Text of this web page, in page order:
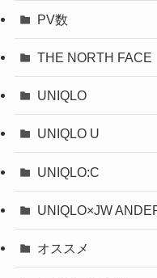
PV数
THE NORTH FACE
UNIQLO
UNIQLO U
UNIQLO:C
UNIQLO×JW
オススメ